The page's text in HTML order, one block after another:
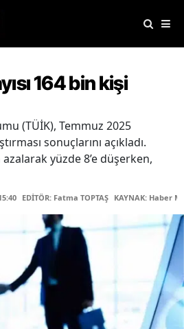
164 bin kişi
(TÜİK), Temmuz 2025
sonuçlarını açıkladı.
yüzde 8’e düşerken,
EDİTÖR: Fatma TOPTAŞ KAYNAK: Haber